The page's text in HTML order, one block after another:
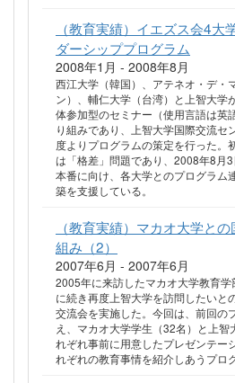
（教育実績）イエズス会4大
ダーシッププログラム
2008年1月 - 2008年8月
西江大学（韓国）、アテネオ・デ・
ン）、輔仁大学（台湾）と上智大学
体参加型のセミナー（使用言語は英
り組みであり、上智大学国際交流セ
度よりプログラムの策定を行った。
は「格差」問題であり、2008年8月
本番に向け、各大学とのプログラム
築を支援している。
（教育実績）マカオ大学と
組み（2）
2007年6月 - 2007年6月
2005年に来訪したマカオ大学教育
に続き再度上智大学を訪問したいと
交流会を実施した。今回は、前回の
え、マカオ大学学生（32名）と上智
れぞれ事前に用意したプレゼンテー
れぞれの教育事情を紹介しあうプロ